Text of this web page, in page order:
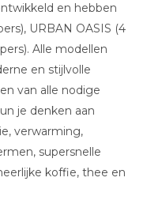
en hebben
URBAN OASIS (4
Alle modellen
en stijlvolle
van alle nodige
je denken aan
verwarming,
supersnelle
koffie, thee en